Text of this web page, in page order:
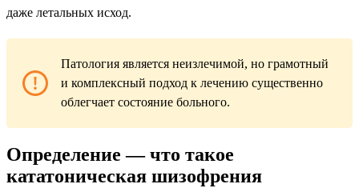
даже летальных исход.
Патология является неизлечимой, но грамотный
и комплексный подход к лечению существенно
облегчает состояние больного.
Определение — что такое
кататоническая шизофрения